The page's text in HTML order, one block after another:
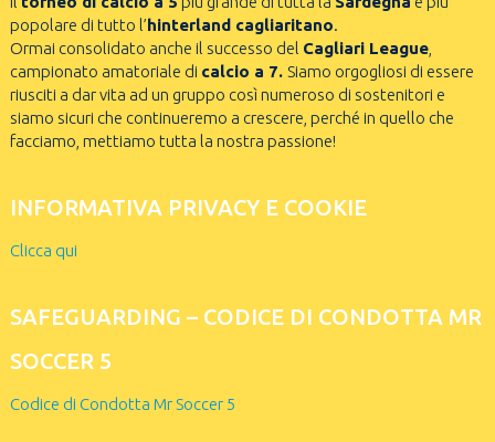
popolare di tutto l’hinterland cagliaritano.
Ormai consolidato anche il successo del Cagliari League,
campionato amatoriale di calcio a 7. Siamo orgogliosi di essere
riusciti a dar vita ad un gruppo così numeroso di sostenitori e
siamo sicuri che continueremo a crescere, perché in quello che
facciamo, mettiamo tutta la nostra passione!
INFORMATIVA PRIVACY E COOKIE
Clicca qui
SAFEGUARDING – CODICE DI CONDOTTA MR
SOCCER 5
Codice di Condotta Mr Soccer 5